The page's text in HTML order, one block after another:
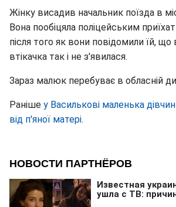
Жінку висадив начальник поїзда в
Вона пообіцяла поліцейським
після того як вони повідомили їй, що
втікачка так і не з'явилася.
Зараз малюк перебуває в обласній
Раніше у Василькові маленька
від п'яної матері.